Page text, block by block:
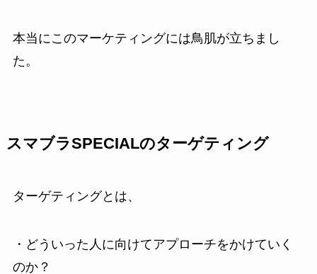
本当にこのマーケティングには鳥肌が立ちまし
た。
スマブラSPECIALのターゲティング
ターゲティングとは、
・どういった人に向けてアプローチをかけていく
のか？